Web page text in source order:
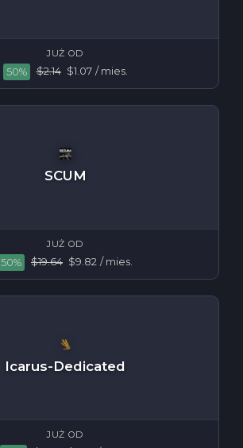
JUŻ OD
50% $2.14 $1.07 / mies.
SCUM
JUŻ OD
50% $19.64 $9.82 / mies.
Icarus-Dedicated
JUŻ OD